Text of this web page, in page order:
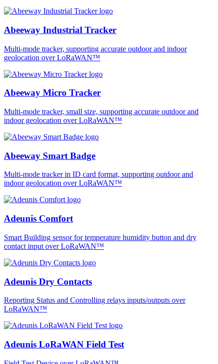
Abeeway Industrial Tracker
Multi-mode tracker, supporting accurate outdoor and indoor
geolocation over LoRaWAN™
Abeeway Micro Tracker
Multi-mode tracker, small size, supporting accurate outdoor and
indoor geolocation over LoRaWAN™
Abeeway Smart Badge
Multi-mode tracker in ID card format, supporting outdoor and
indoor geolocation over LoRaWAN™
Adeunis Comfort
Smart Building sensor for temperature humidity button and dry
contact input over LoRaWAN™
Adeunis Dry Contacts
Reporting Status and Controlling relays inputs/outputs over
LoRaWAN™
Adeunis LoRaWAN Field Test